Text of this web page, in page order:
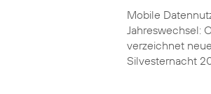
Mobile
Jahreswechsel:
verzeichnet
Silvesternacht